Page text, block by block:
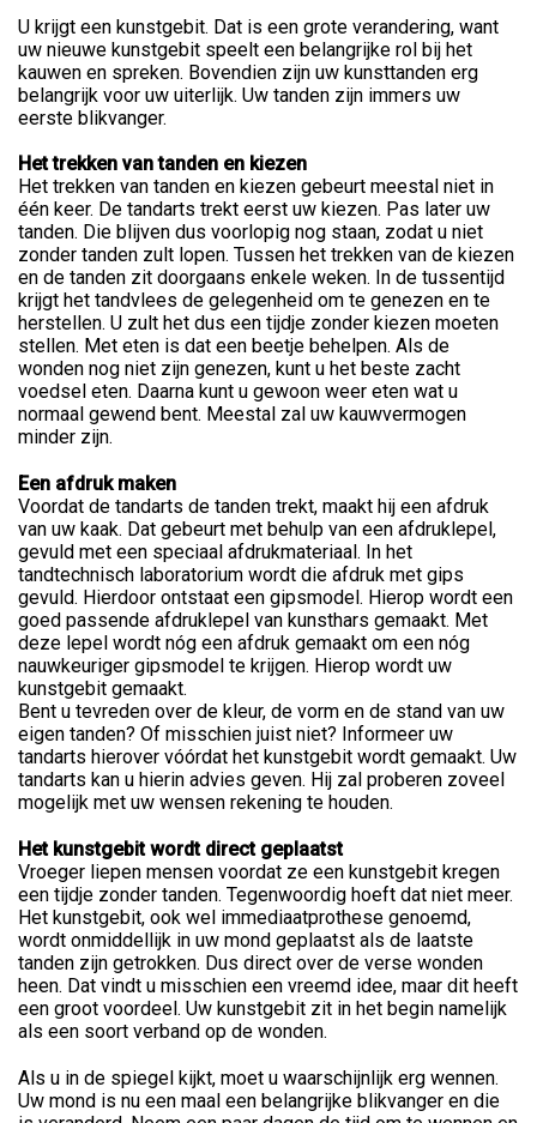
U krijgt een kunstgebit. Dat is een grote verandering, want
uw nieuwe kunstgebit speelt een belangrijke rol bij het
kauwen en spreken. Bovendien zijn uw kunsttanden erg
belangrijk voor uw uiterlijk. Uw tanden zijn immers uw
eerste blikvanger.
Het trekken van tanden en kiezen
Het trekken van tanden en kiezen gebeurt meestal niet in
één keer. De tandarts trekt eerst uw kiezen. Pas later uw
tanden. Die blijven dus voorlopig nog staan, zodat u niet
zonder tanden zult lopen. Tussen het trekken van de kiezen
en de tanden zit doorgaans enkele weken. In de tussentijd
krijgt het tandvlees de gelegenheid om te genezen en te
herstellen. U zult het dus een tijdje zonder kiezen moeten
stellen. Met eten is dat een beetje behelpen. Als de
wonden nog niet zijn genezen, kunt u het beste zacht
voedsel eten. Daarna kunt u gewoon weer eten wat u
normaal gewend bent. Meestal zal uw kauwvermogen
minder zijn.
Een afdruk maken
Voordat de tandarts de tanden trekt, maakt hij een afdruk
van uw kaak. Dat gebeurt met behulp van een afdruklepel,
gevuld met een speciaal afdrukmateriaal. In het
tandtechnisch laboratorium wordt die afdruk met gips
gevuld. Hierdoor ontstaat een gipsmodel. Hierop wordt een
goed passende afdruklepel van kunsthars gemaakt. Met
deze lepel wordt nóg een afdruk gemaakt om een nóg
nauwkeuriger gipsmodel te krijgen. Hierop wordt uw
kunstgebit gemaakt.
Bent u tevreden over de kleur, de vorm en de stand van uw
eigen tanden? Of misschien juist niet? Informeer uw
tandarts hierover vóórdat het kunstgebit wordt gemaakt. Uw
tandarts kan u hierin advies geven. Hij zal proberen zoveel
mogelijk met uw wensen rekening te houden.
Het kunstgebit wordt direct geplaatst
Vroeger liepen mensen voordat ze een kunstgebit kregen
een tijdje zonder tanden. Tegenwoordig hoeft dat niet meer.
Het kunstgebit, ook wel immediaatprothese genoemd,
wordt onmiddellijk in uw mond geplaatst als de laatste
tanden zijn getrokken. Dus direct over de verse wonden
heen. Dat vindt u misschien een vreemd idee, maar dit heeft
een groot voordeel. Uw kunstgebit zit in het begin namelijk
als een soort verband op de wonden.
Als u in de spiegel kijkt, moet u waarschijnlijk erg wennen.
Uw mond is nu een maal een belangrijke blikvanger en die